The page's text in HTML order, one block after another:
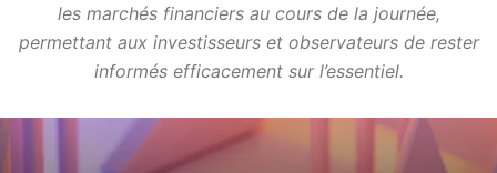
les marchés financiers au cours de la journée,
permettant aux investisseurs et observateurs de rester
informés efficacement sur l’essentiel.